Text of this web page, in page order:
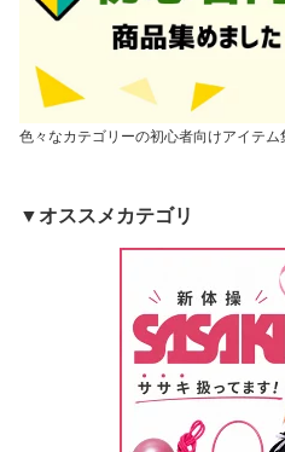
色々なカテゴリーの初心者向けアイテム
▼オススメカテゴリ